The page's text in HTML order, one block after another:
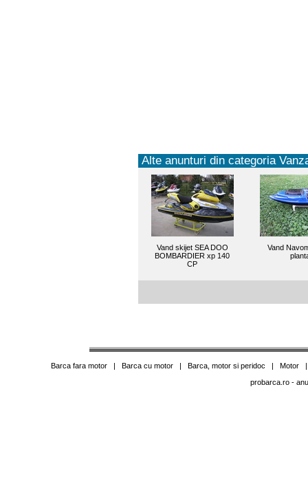
Alte anunturi din categoria
Vand skijet SEA DOO
BOMBARDIER xp 140
CP
Vand
Barca fara motor| Barca cu motor| Barca, motor si peridoc | Motor
probarca.ro-